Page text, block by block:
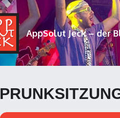
AppSolut Jeck – der